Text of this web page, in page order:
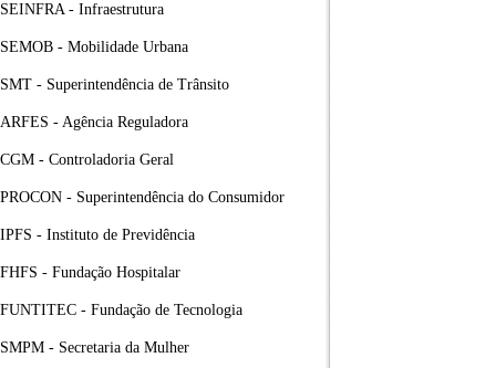
SEINFRA - Infraestrutura
SEMOB - Mobilidade Urbana
SMT - Superintendência de Trânsito
ARFES - Agência Reguladora
CGM - Controladoria Geral
PROCON - Superintendência do Consumidor
IPFS - Instituto de Previdência
FHFS - Fundação Hospitalar
FUNTITEC - Fundação de Tecnologia
SMPM - Secretaria da Mulher